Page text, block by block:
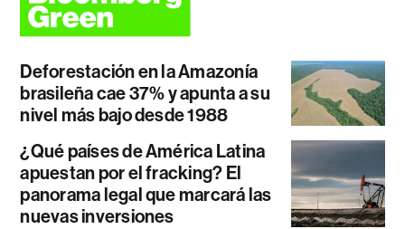
Deforestación en la Amazonía
brasileña cae 37% y apunta a su
nivel más bajo desde 1988
¿Qué países de América Latina
apuestan por el fracking? El
panorama legal que marcará las
nuevas inversiones